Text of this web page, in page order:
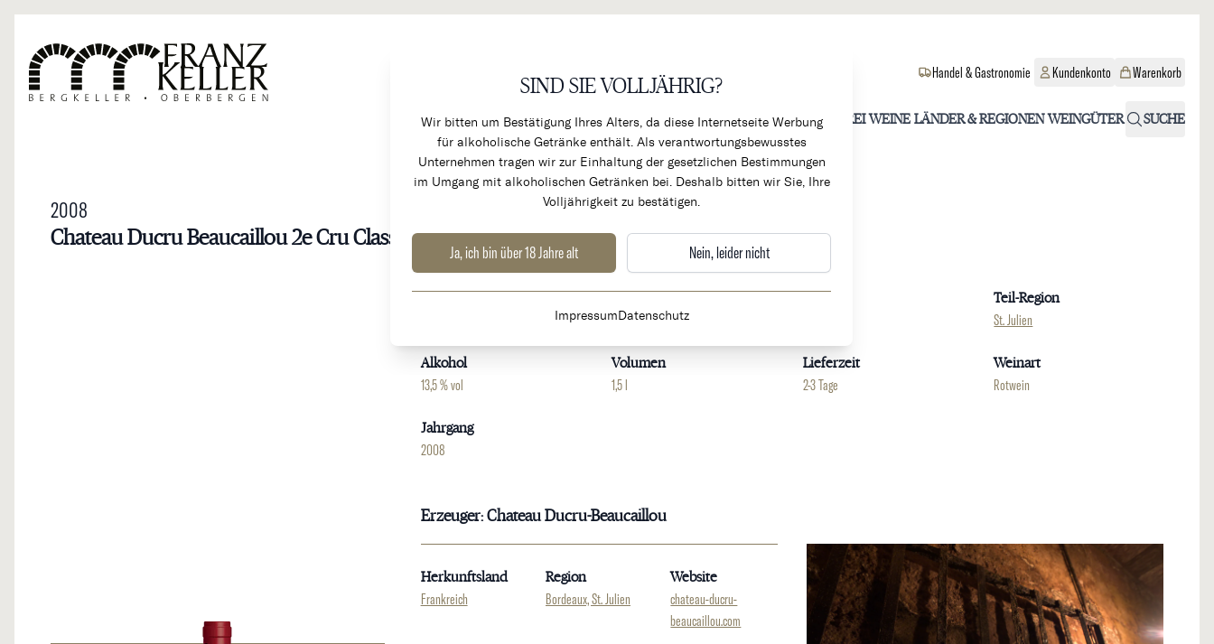
SIND SIE VOLLJÄHRIG?
Wir bitten um Bestätigung Ihres Alters, da diese Internetseite Werbung
für alkoholische Getränke enthält. Als verantwortungsbewusstes
Unternehmen tragen wir zur Einhaltung der gesetzlichen Bestimmungen
im Umgang mit alkoholischen Getränken bei. Deshalb bitten wir Sie, Ihre
Volljährigkeit zu bestätigen.
Ja, ich bin über 18 Jahre alt Nein, leider nicht
ImpressumDatenschutz
KÜCHENPRODUKTE & ALKOHOLFREI WEINE LÄNDER & REGIONEN WEINGÜTER SUCHE
Handel & Gastronomie Kundenkonto Warenkorb
2008
Chateau Ducru Beaucaillou 2e Cru Classé
Frankreich
Teil-Region
St. Julien
Alkohol
13,5 % vol
Volumen
1,5 l
Lieferzeit
2-3 Tage
Weinart
Rotwein
Jahrgang
2008
Erzeuger: Chateau Ducru-Beaucaillou
Herkunftsland
Frankreich
Region
Bordeaux, St. Julien
Website
chateau-ducru-
beaucaillou.com